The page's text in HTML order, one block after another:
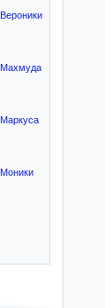
Вероники
Махмуда
Маркуса
Моники